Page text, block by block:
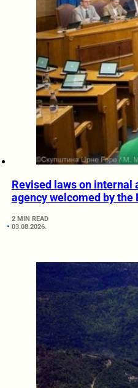
Revised laws on internal
agency welcomed by the
2 MIN READ
03.08.2026.